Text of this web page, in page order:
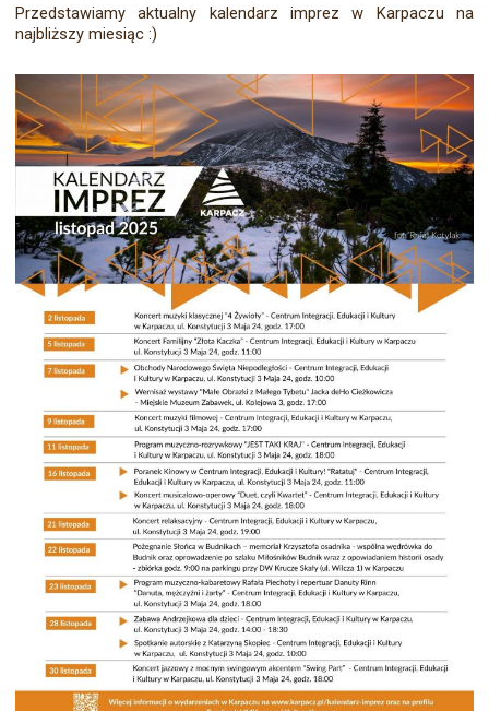
Przedstawiamy aktualny kalendarz imprez w Karpaczu na
najbliższy miesiąc :)